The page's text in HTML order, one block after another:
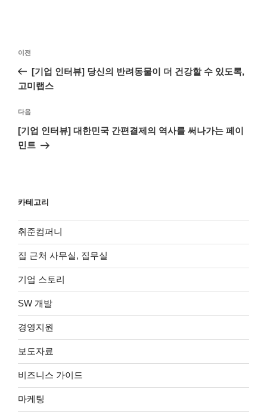
색
이
전
글
이전
[기업 인터뷰] 당신의 반려동물이 더 건강할 수 있도록,
고미랩스
다
음
글
다음
[기업 인터뷰] 대한민국 간편결제의 역사를 써나가는 페이
민트
카테고리
취준컴퍼니
집 근처 사무실, 집무실
기업 스토리
SW 개발
경영지원
보도자료
비즈니스 가이드
마케팅